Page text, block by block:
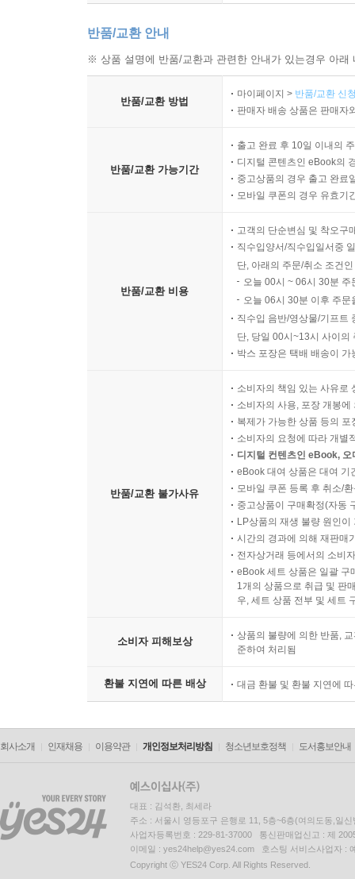
반품/교환 안내
※ 상품 설명에 반품/교환과 관련한 안내가 있는경우 아
반품/교환 방법
마이페이지 > 반품/교환 신
판매자 배송 상품은 판매자
반품/교환 가능기간
출고 완료 후 10일 이내의
디지털 콘텐츠인 eBook의
중고상품의 경우 출고 완료
모바일 쿠폰의 경우 유효기
반품/교환 비용
고객의 단순변심 및 착오구
직수입양서/직수입일서중
단, 아래의 주문/취소 조건
오늘 00시 ~ 06시 30분
오늘 06시 30분 이후 주
직수입 음반/영상물/기프트
단, 당일 00시~13시 사이의
박스 포장은 택배 배송이
반품/교환 불가사유
소비자의 책임 있는 사유로
소비자의 사용, 포장 개봉
복제가 가능한 상품 등의
소비자의 요청에 따라 개별
디지털 컨텐츠인 eBook,
eBook 대여 상품은 대여 기
모바일 쿠폰 등록 후 취소/
중고상품이 구매확정(자동
LP상품의 재생 불량 원인
시간의 경과에 의해 재판매
전자상거래 등에서의 소비
eBook 세트 상품은 일괄 구
1개의 상품으로 취급 및 판
우, 세트 상품 전부 및 세트
소비자 피해보상
상품의 불량에 의한 반품,
준하여 처리됨
환불 지연에 따른 배상 대금 환불 및 환불 지연에
회사소개 인재채용 이용약관 개인정보처리방침 청소년보호정책 도서홍보안내
대표 : 김석환, 최세라
주소 : 서울시 영등포구 은행로 11, 5층~6층(여의도동,일신
사업자등록번호 : 229-81-37000 통신판매업신고 : 제
이메일 : yes24help@yes24.com 호스팅 서비스사업자 :
Copyright ⓒ YES24 Corp. All Rights Reserved.